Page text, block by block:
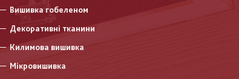
Вишивка гобеленом
Декоративні тканини
Килимова вишивка
Мікровишивка